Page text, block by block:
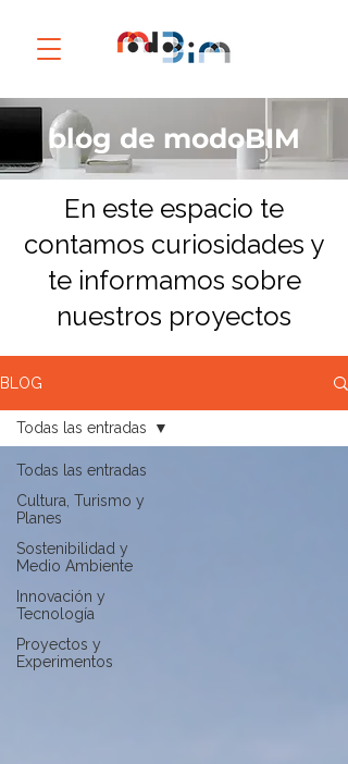
blog de modoBIM
En este espacio te
contamos curiosidades y
te informamos sobre
nuestros proyectos
BLOG
Todas las entradas
Cultura, Turismo y
Planes
Sostenibilidad y
Medio Ambiente
Innovación y
Tecnología
Proyectos y
Experimentos
Todas las entradas